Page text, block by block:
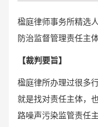
楹庭律师事务所精选
防治监督管理责任主
【裁判要旨】
楹庭律所办理过很多
就是找对责任主体，
路噪声污染监管责任